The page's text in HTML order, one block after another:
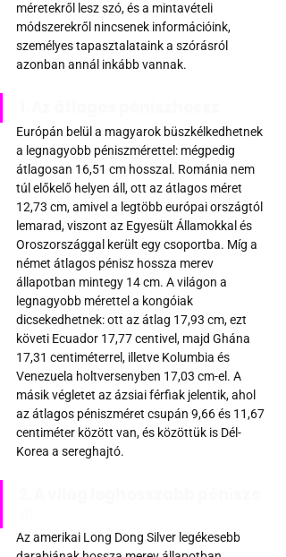
méretekről lesz szó, és a mintavételi
módszerekről nincsenek információink,
személyes tapasztalataink a szórásról
azonban annál inkább vannak.
Európán belül a magyarok büszkélkedhetnek
a legnagyobb péniszmérettel: mégpedig
átlagosan 16,51 cm hosszal. Románia nem
túl előkelő helyen áll, ott az átlagos méret
12,73 cm, amivel a legtöbb európai országtól
lemarad, viszont az Egyesült Államokkal és
Oroszországgal került egy csoportba. Míg a
német átlagos pénisz hossza merev
állapotban mintegy 14 cm. A világon a
legnagyobb mérettel a kongóiak
dicsekedhetnek: ott az átlag 17,93 cm, ezt
követi Ecuador 17,77 centivel, majd Ghána
17,31 centiméterrel, illetve Kolumbia és
Venezuela holtversenyben 17,03 cm-el. A
másik végletet az ázsiai férfiak jelentik, ahol
az átlagos péniszméret csupán 9,66 és 11,67
centiméter között van, és közöttük is Dél-
Korea a sereghajtó.
Az amerikai Long Dong Silver legékesebb